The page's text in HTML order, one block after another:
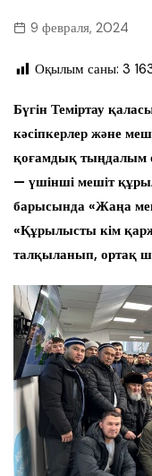
9 февраля, 2024
Оқылым саны: 3
Бүгін Теміртау
кәсіпкерлер және
қоғамдық тыңдалым
— үшінші мешіт
барысында «Жаңа
«Құрылысты кім
талқыланып, ортақ